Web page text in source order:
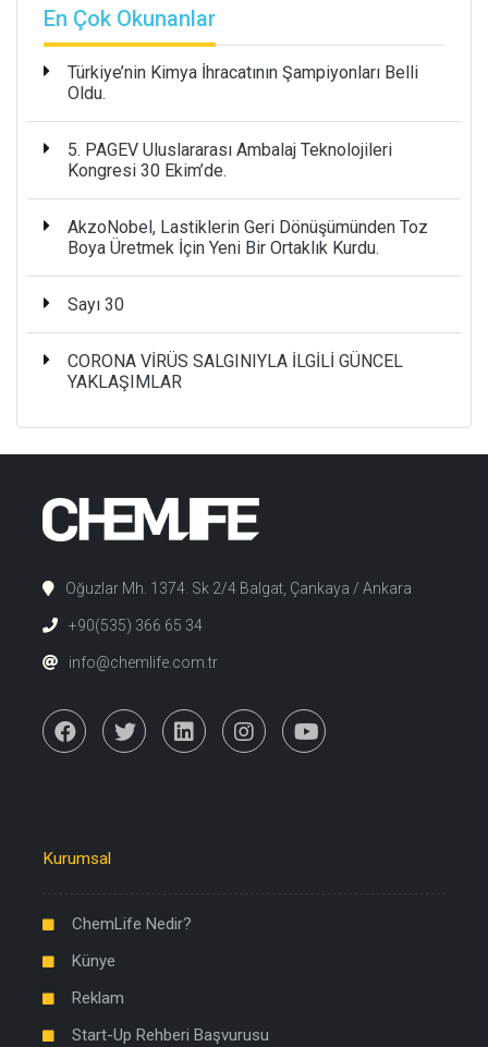
En Çok Okunanlar
Türkiye’nin Kimya İhracatının Şampiyonları Belli
Oldu.
5. PAGEV Uluslararası Ambalaj Teknolojileri
Kongresi 30 Ekim’de.
AkzoNobel, Lastiklerin Geri Dönüşümünden Toz
Boya Üretmek İçin Yeni Bir Ortaklık Kurdu.
Sayı 30
CORONA VİRÜS SALGINIYLA İLGİLİ GÜNCEL
YAKLAŞIMLAR
Oğuzlar Mh. 1374. Sk 2/4 Balgat, Çankaya / Ankara
+90(535) 366 65 34
info@chemlife.com.tr
Kurumsal
ChemLife Nedir?
Künye
Reklam
Start-Up Rehberi Başvurusu